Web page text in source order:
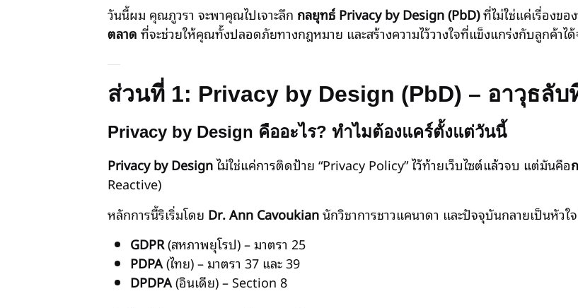
วันนี้ผม คุณภูวรา จะพาคุณไปเจาะลึก กลยุทธ์ Privacy by Design (PbD)ที่ไม่ใช่แค่เรื่องข
ตลาด ที่จะช่วยให้คุณทั้งปลอดภัยทางกฎหมาย และสร้างความไว้วางใจที่แข็งแกร่งกับลูกค้าได้
ส่วนที่ 1: Privacy by Design (PbD) – อาวุธลั
Privacy by Design คืออะไร? ทำไมต้องแคร์ตั้งแต่วันนี้
Privacy by Designไม่ใช่แค่การติดป้าย “Privacy Policy” ไว้ท้ายเว็บไซต์แล้วจบ แต่มันคือ
Reactive)
หลักการนี้ริเริ่มโดย Dr. Ann Cavoukianนักวิชาการชาวแคนาดา และปัจจุบันกลายเป็นหัว
GDPR(สหภาพยุโรป) – มาตรา 25
PDPA(ไทย) – มาตรา 37 และ 39
DPDPA(อินเดีย) – Section 8